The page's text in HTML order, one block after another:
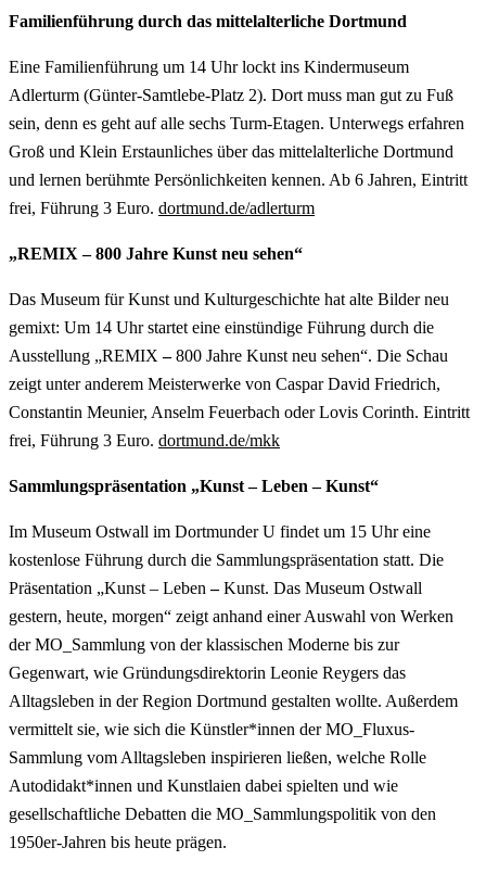
Familienführung durch das mittelalterliche Dortmund
Eine Familienführung um 14 Uhr lockt ins Kindermuseum
Adlerturm (Günter-Samtlebe-Platz 2). Dort muss man gut zu Fuß
sein, denn es geht auf alle sechs Turm-Etagen. Unterwegs erfahren
Groß und Klein Erstaunliches über das mittelalterliche Dortmund
und lernen berühmte Persönlichkeiten kennen. Ab 6 Jahren, Eintritt
frei, Führung 3 Euro. dortmund.de/adlerturm
„REMIX – 800 Jahre Kunst neu sehen“
Das Museum für Kunst und Kulturgeschichte hat alte Bilder neu
gemixt: Um 14 Uhr startet eine einstündige Führung durch die
Ausstellung „REMIX–800 Jahre Kunst neu sehen“. Die Schau
zeigt unter anderem Meisterwerke von Caspar David Friedrich,
Constantin Meunier, Anselm Feuerbach oder Lovis Corinth. Eintritt
frei, Führung 3 Euro. dortmund.de/mkk
Sammlungspräsentation „Kunst – Leben – Kunst“
Im Museum Ostwall im Dortmunder U findet um 15 Uhr eine
kostenlose Führung durch die Sammlungspräsentation statt. Die
Präsentation „Kunst – Leben–Kunst. Das Museum Ostwall
gestern, heute, morgen“ zeigt anhand einer Auswahl von Werken
der MO_Sammlung von der klassischen Moderne bis zur
Gegenwart, wie Gründungsdirektorin Leonie Reygers das
Alltagsleben in der Region Dortmund gestalten wollte. Außerdem
vermittelt sie, wie sich die Künstler*innen der MO_Fluxus-
Sammlung vom Alltagsleben inspirieren ließen, welche Rolle
Autodidakt*innen und Kunstlaien dabei spielten und wie
gesellschaftliche Debatten die MO_Sammlungspolitik von den
1950er-Jahren bis heute prägen.